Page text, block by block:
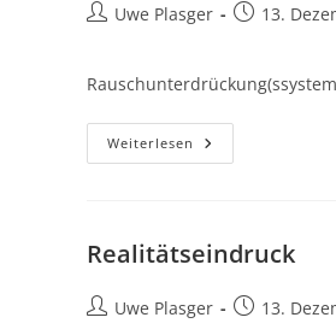
Beitrags-
Uwe Plasger
Beitrag
13.
Weiterlesen
Realitätseindruck
Beitrags-
Uwe Plasger
Beitrag
13.